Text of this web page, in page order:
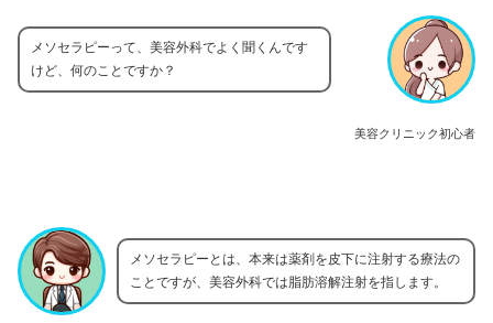
美容クリニック初心者
メソセラピーって、美容外科でよく聞くんです
けど、何のことですか？
メソセラピーとは、本来は薬剤を皮下に注射する療法の
ことですが、美容外科では脂肪溶解注射を指します。